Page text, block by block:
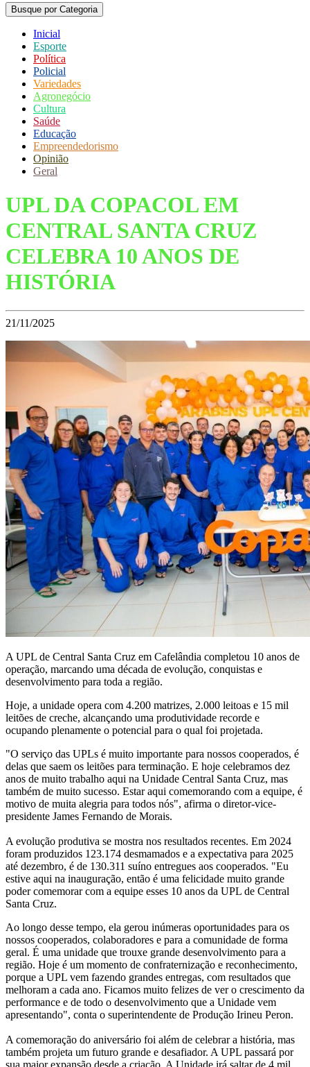
Busque por Categoria
Inicial
Esporte
Política
Policial
Variedades
Agronegócio
Cultura
Saúde
Educação
Empreendedorismo
Opinião
Geral
UPL DA COPACOL EM
CENTRAL SANTA CRUZ
CELEBRA 10 ANOS DE
HISTÓRIA
21/11/2025
A UPL de Central Santa Cruz em Cafelândia completou 10 anos de
operação, marcando uma década de evolução, conquistas e
desenvolvimento para toda a região.
Hoje, a unidade opera com 4.200 matrizes, 2.000 leitoas e 15 mil
leitões de creche, alcançando uma produtividade recorde e
ocupando plenamente o potencial para o qual foi projetada.
"O serviço das UPLs é muito importante para nossos cooperados, é
delas que saem os leitões para terminação. E hoje celebramos dez
anos de muito trabalho aqui na Unidade Central Santa Cruz, mas
também de muito sucesso. Estar aqui comemorando com a equipe, é
motivo de muita alegria para todos nós", afirma o diretor-vice-
presidente James Fernando de Morais.
A evolução produtiva se mostra nos resultados recentes. Em 2024
foram produzidos 123.174 desmamados e a expectativa para 2025
até dezembro, é de 130.311 suíno entregues aos cooperados. "Eu
estive aqui na inauguração, então é uma felicidade muito grande
poder comemorar com a equipe esses 10 anos da UPL de Central
Santa Cruz.
Ao longo desse tempo, ela gerou inúmeras oportunidades para os
nossos cooperados, colaboradores e para a comunidade de forma
geral. É uma unidade que trouxe grande desenvolvimento para a
região. Hoje é um momento de confraternização e reconhecimento,
porque a UPL vem fazendo grandes entregas, com resultados que
melhoram a cada ano. Ficamos muito felizes de ver o crescimento da
performance e de todo o desenvolvimento que a Unidade vem
apresentando", conta o superintendente de Produção Irineu Peron.
A comemoração do aniversário foi além de celebrar a história, mas
também projeta um futuro grande e desafiador. A UPL passará por
sua maior expansão desde a criação. A Unidade irá saltar de 4 mil